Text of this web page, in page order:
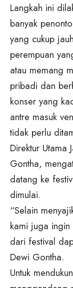
Langkah ini
banyak
yang cukup
perempuan
atau memang
pribadi dan
konser yang
antre masuk
tidak perlu
Direktur Utama
Gontha,
datang ke
dimulai.
“Selain
kami juga ingin
dari festival
Dewi Gontha.
Untuk